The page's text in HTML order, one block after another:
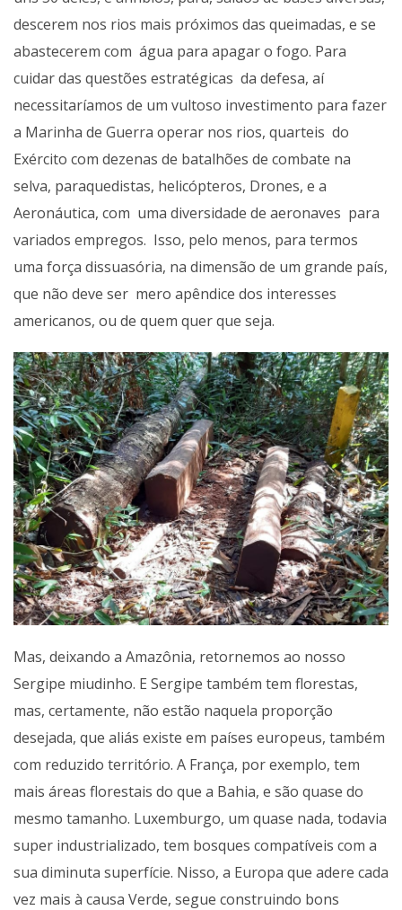
descerem nos rios mais próximos das queimadas, e se
abastecerem com água para apagar o fogo. Para
cuidar das questões estratégicas da defesa, aí
necessitaríamos de um vultoso investimento para fazer
a Marinha de Guerra operar nos rios, quarteis do
Exército com dezenas de batalhões de combate na
selva, paraquedistas, helicópteros, Drones, e a
Aeronáutica, com uma diversidade de aeronaves para
variados empregos. Isso, pelo menos, para termos
uma força dissuasória, na dimensão de um grande país,
que não deve ser mero apêndice dos interesses
americanos, ou de quem quer que seja.
Mas, deixando a Amazônia, retornemos ao nosso
Sergipe miudinho. E Sergipe também tem florestas,
mas, certamente, não estão naquela proporção
desejada, que aliás existe em países europeus, também
com reduzido território. A França, por exemplo, tem
mais áreas florestais do que a Bahia, e são quase do
mesmo tamanho. Luxemburgo, um quase nada, todavia
super industrializado, tem bosques compatíveis com a
sua diminuta superfície. Nisso, a Europa que adere cada
vez mais à causa Verde, segue construindo bons